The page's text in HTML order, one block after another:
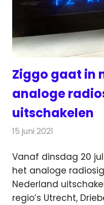
Ziggo gaat in
analoge
uitschakelen
15 juni 2021
Vanaf dinsdag 20
het analoge
Nederland
regio’s Utrecht,